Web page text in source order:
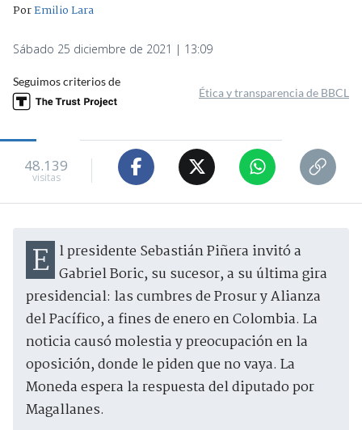
PorEmilio Lara
Sábado 25 diciembre de 2021 | 13:09
Seguimos criterios de
Ética y transparencia de BBCL
48.139
visitas
El presidente Sebastián Piñera invitó a Gabriel Boric, su sucesor, a su última gira
presidencial: las cumbres de Prosur y Alianza
del Pacífico, a fines de enero en Colombia. La
noticia causó molestia y preocupación en la
oposición, donde le piden que no vaya. La
Moneda espera la respuesta del diputado por
Magallanes.